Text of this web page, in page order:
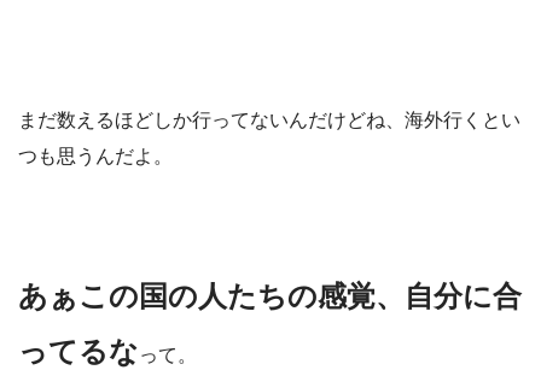
まだ数えるほどしか行ってないんだけどね、海外行くとい
つも思うんだよ。
あぁこの国の人たちの感覚、自分に合
ってるなって。